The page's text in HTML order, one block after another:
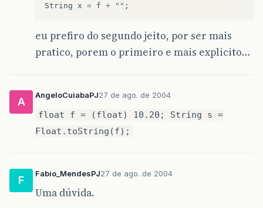
String
x = f + "" ;
eu prefiro do segundo jeito, por ser mais
pratico, porem o primeiro e mais explicito…
A
AngeloCuiabaPJ27 de ago. de 2004
float f = (float) 10.20; String s =
Float.toString(f);
F
Fabio_MendesPJ27 de ago. de 2004
Uma dúvida.